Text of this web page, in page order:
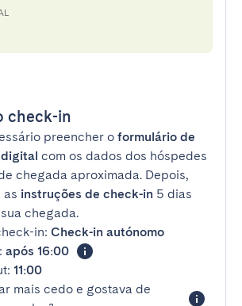
check-in
preencher o formulário de
com os dados dos hóspedes
chegada aproximada. Depois,
as instruções de check-in 5 dias
chegada.
in: Check-in autónomo
após 16:00
11:00
mais cedo e gostava de